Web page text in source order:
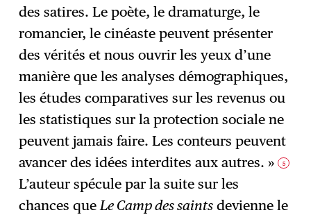
des satires. Le poète, le dramaturge, le
romancier, le cinéaste peuvent présenter
des vérités et nous ouvrir les yeux d’une
manière que les analyses démographiques,
les études comparatives sur les revenus ou
les statistiques sur la protection sociale ne
peuvent jamais faire. Les conteurs peuvent
avancer des idées interdites aux autres. » 5
L’auteur spécule par la suite sur les
chances queLe Camp des saints devienne le